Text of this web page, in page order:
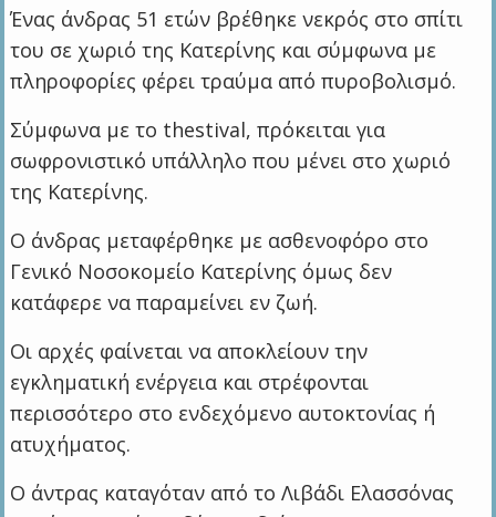
Ένας άνδρας 51 ετών βρέθηκε νεκρός στο σπίτι
του σε χωριό της Κατερίνης και σύμφωνα με
πληροφορίες φέρει τραύμα από πυροβολισμό.
Σύμφωνα με το thestival, πρόκειται για
σωφρονιστικό υπάλληλο που μένει στο χωριό
της Κατερίνης.
Ο άνδρας μεταφέρθηκε με ασθενοφόρο στο
Γενικό Νοσοκομείο Κατερίνης όμως δεν
κατάφερε να παραμείνει εν ζωή.
Οι αρχές φαίνεται να αποκλείουν την
εγκληματική ενέργεια και στρέφονται
περισσότερο στο ενδεχόμενο αυτοκτονίας ή
ατυχήματος.
Ο άντρας καταγόταν από το Λιβάδι Ελασσόνας